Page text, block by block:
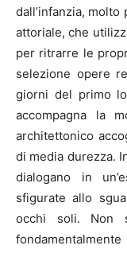
dall’infanzia,
attoriale, che
per ritrarre le
selezione opere
giorni del primo
accompagna la
architettonico
di media durezza.
dialogano in
sfigurate allo
occhi soli. Non